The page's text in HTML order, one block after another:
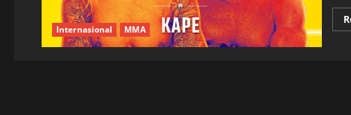
Internasional MMA